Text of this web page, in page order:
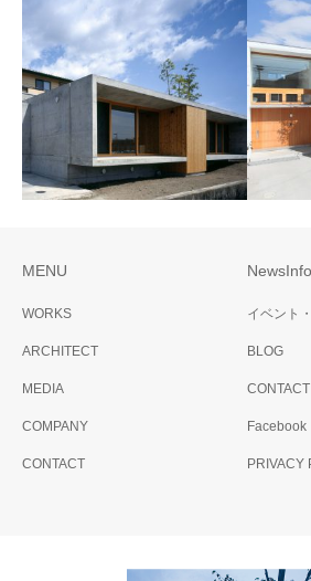
Wood style -Exterior
MENU
WORKS
ARCHITECT
MEDIA
COMPANY
CONTACT
NewsInfo
イベント
BLOG
CONTACT
Facebook
PRIVACY